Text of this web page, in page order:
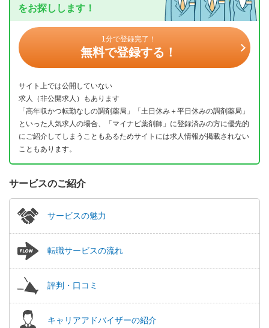
をお探しします！
1分で登録完了！
無料で登録する！
サイト上では公開していない
求人（非公開求人）もあります
「高年収かつ転勤なしの調剤薬局」「土日休み＋平日休みの調剤薬局」
といった人気求人の場合、「マイナビ薬剤師」に登録済みの方に優先的
にご紹介してしまうこともあるためサイトには求人情報が掲載されない
こともあります。
サービスのご紹介
サービスの魅力
転職サービスの流れ
評判・口コミ
キャリアアドバイザーの紹介